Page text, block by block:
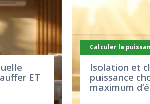
ET
Calculer la
Isolation et
puissance
maximum